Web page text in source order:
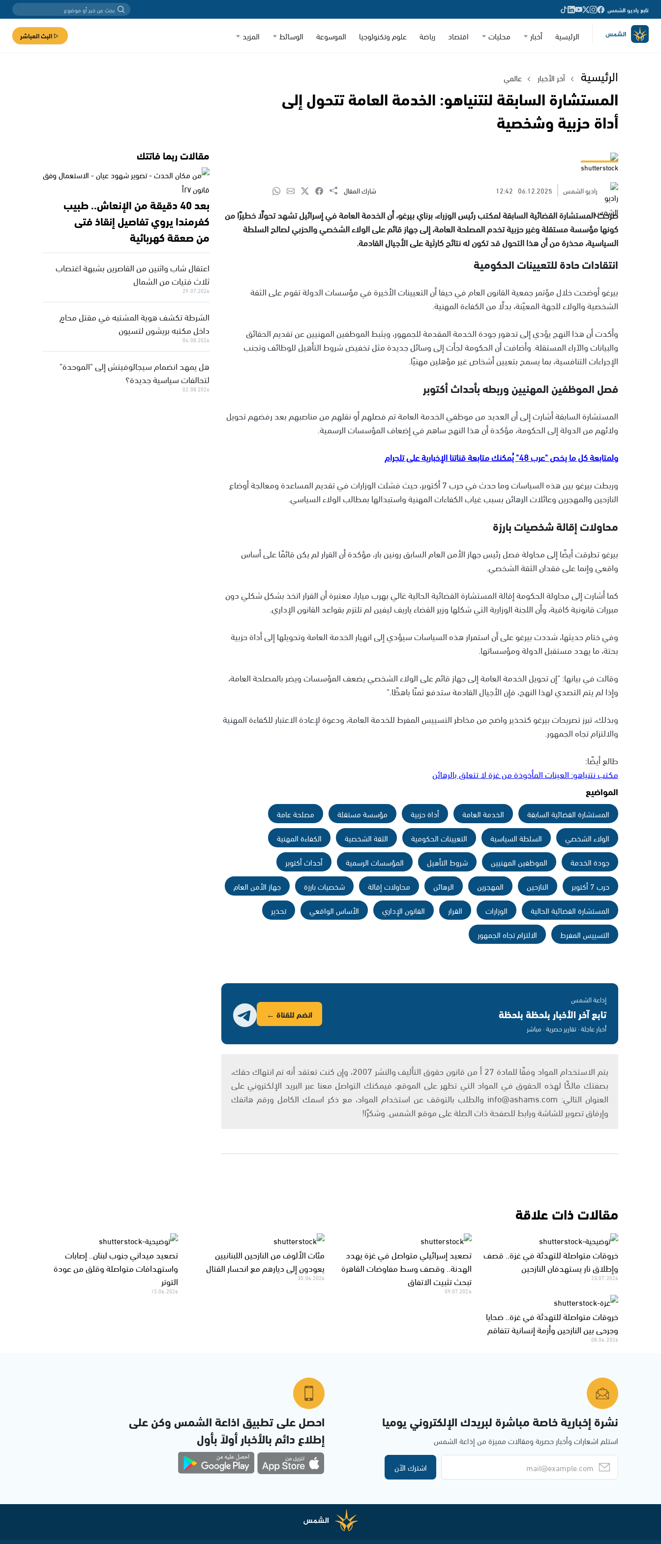
تابع راديو الشمس
الرئيسية أخبار محليات اقتصاد رياضة علوم وتكنولوجيا الموسوعة الوسائط المزيد البث المباشر
الرئيسية آخر الأخبار عالمي
المستشارة السابقة لنتنياهو: الخدمة العامة تتحول إلى
أداة حزبية وشخصية
shutterstock
راديو الشمس
06.12.2025
12:42 شارك المقال
صرحت المستشارة القضائية السابقة لمكتب رئيس الوزراء، برناي بيرغو، أن الخدمة العامة في إسرائيل تشهد تحولًا خطيرًا من
كونها مؤسسة مستقلة وغير حزبية تخدم المصلحة العامة، إلى جهاز قائم على الولاء الشخصي والحزبي لصالح السلطة
السياسية، محذرة من أن هذا التحول قد تكون له نتائج كارثية على الأجيال القادمة.
انتقادات حادة للتعيينات الحكومية
بيرغو أوضحت خلال مؤتمر جمعية القانون العام في حيفا أن التعيينات الأخيرة في مؤسسات الدولة تقوم على الثقة
الشخصية والولاء للجهة المعيّنة، بدلًا من الكفاءة المهنية.
وأكدت أن هذا النهج يؤدي إلى تدهور جودة الخدمة المقدمة للجمهور، ويثبط الموظفين المهنيين عن تقديم الحقائق
والبيانات والآراء المستقلة. وأضافت أن الحكومة لجأت إلى وسائل جديدة مثل تخفيض شروط التأهيل للوظائف وتجنب
الإجراءات التنافسية، بما يسمح بتعيين أشخاص غير مؤهلين مهنيًا.
فصل الموظفين المهنيين وربطه بأحداث أكتوبر
المستشارة السابقة أشارت إلى أن العديد من موظفي الخدمة العامة تم فصلهم أو نقلهم من مناصبهم بعد رفضهم تحويل
ولائهم من الدولة إلى الحكومة، مؤكدة أن هذا النهج ساهم في إضعاف المؤسسات الرسمية.
ولمتابعة كل ما يخص "عرب 48" يُمكنك متابعة قناتنا الإخبارية على تلجرام
وربطت بيرغو بين هذه السياسات وما حدث في حرب 7 أكتوبر، حيث فشلت الوزارات في تقديم المساعدة ومعالجة أوضاع
النازحين والمهجرين وعائلات الرهائن بسبب غياب الكفاءات المهنية واستبدالها بمطالب الولاء السياسي.
محاولات إقالة شخصيات بارزة
بيرغو تطرقت أيضًا إلى محاولة فصل رئيس جهاز الأمن العام السابق رونين بار، مؤكدة أن القرار لم يكن قائمًا على أساس
واقعي وإنما على فقدان الثقة الشخصي.
كما أشارت إلى محاولة الحكومة إقالة المستشارة القضائية الحالية غالي بهرب ميارا، معتبرة أن القرار اتخذ بشكل شكلي دون
مبررات قانونية كافية، وأن اللجنة الوزارية التي شكلها وزير القضاء ياريف ليفين لم تلتزم بقواعد القانون الإداري.
وفي ختام حديثها، شددت بيرغو على أن استمرار هذه السياسات سيؤدي إلى انهيار الخدمة العامة وتحويلها إلى أداة حزبية
بحتة، ما يهدد مستقبل الدولة ومؤسساتها.
وقالت في بيانها: "إن تحويل الخدمة العامة إلى جهاز قائم على الولاء الشخصي يضعف المؤسسات ويضر بالمصلحة العامة،
وإذا لم يتم التصدي لهذا النهج، فإن الأجيال القادمة ستدفع ثمنًا باهظًا."
وبذلك، تبرز تصريحات بيرغو كتحذير واضح من مخاطر التسييس المفرط للخدمة العامة، ودعوة لإعادة الاعتبار للكفاءة المهنية
والالتزام تجاه الجمهور.
طالع أيضًا:
مكتب نتنياهو: العينات المأخوذة من غزة لا تتعلق بالرهائن
المواضيع
المستشارة القضائية السابقة الخدمة العامة أداة حزبية مؤسسة مستقلة
مصلحة عامة
الولاء الشخصي
السلطة السياسية التعيينات الحكومية الثقة الشخصية
الكفاءة المهنية
جودة الخدمة
الموظفين المهنيين شروط التأهيل المؤسسات الرسمية
أحداث أكتوبر
حرب 7 أكتوبر
النازحين المهجرين الرهائن محاولات إقالة شخصيات بارزة
جهاز الأمن العام
المستشارة القضائية الحالية
الوزارات القرار القانون الإداري الأساس الواقعي
تحذير
التسييس المفرط
الالتزام تجاه الجمهور
إذاعة الشمس
تابع آخر الأخبار بلحظة بلحظة
أخبار عاجلة · تقارير حصرية · مباشر
انضم للقناة ←
يتم الاستخدام المواد وفقًا للمادة 27 أ من قانون حقوق التأليف والنشر 2007، وإن كنت تعتقد أنه تم انتهاك حقك،
بصفتك مالكًا لهذه الحقوق في المواد التي تظهر على الموقع، فيمكنك التواصل معنا عبر البريد الإلكتروني على
العنوان التالي: info@ashams.com والطلب بالتوقف عن استخدام المواد، مع ذكر اسمك الكامل ورقم هاتفك
وإرفاق تصوير للشاشة ورابط للصفحة ذات الصلة على موقع الشمس. وشكرًا!
مقالات ربما فاتتك
بعد 40 دقيقة من الإنعاش.. طبيب
كفرمندا يروي تفاصيل إنقاذ فتى
من صعقة كهربائية
اعتقال شاب واثنين من القاصرين بشبهة اغتصاب
ثلاث فتيات من الشمال
29.07.2026
الشرطة تكشف هوية المشتبه في مقتل محامٍ
داخل مكتبه بريشون لتسيون
04.08.2026
هل يمهد انضمام سيجالوفيتش إلى "الموحدة"
لتحالفات سياسية جديدة؟
02.08.2026
مقالات ذات علاقة
خروقات متواصلة للتهدئة في غزة.. قصف
وإطلاق نار يستهدفان النازحين
23.07.2026
تصعيد إسرائيلي متواصل في غزة يهدد
الهدنة.. وقصف وسط مفاوضات القاهرة
تبحث تثبيت الاتفاق
09.07.2026
مئات الألوف من النازحين اللبنانيين
يعودون إلى ديارهم مع انحسار القتال
30.06.2026
تصعيد ميداني جنوب لبنان.. إصابات
واستهدافات متواصلة وقلق من عودة
التوتر
15.06.2026
خروقات متواصلة للتهدئة في غزة.. ضحايا
وجرحى بين النازحين وأزمة إنسانية تتفاقم
08.06.2026
نشرة إخبارية خاصة مباشرة لبريدك الإلكتروني يوميا
استلم اشعارات وأخبار حصرية ومقالات مميزة من إذاعة الشمس
اشترك الآن
احصل على تطبيق اذاعة الشمس وكن على
إطلاع دائم بالأخبار أولاً بأول